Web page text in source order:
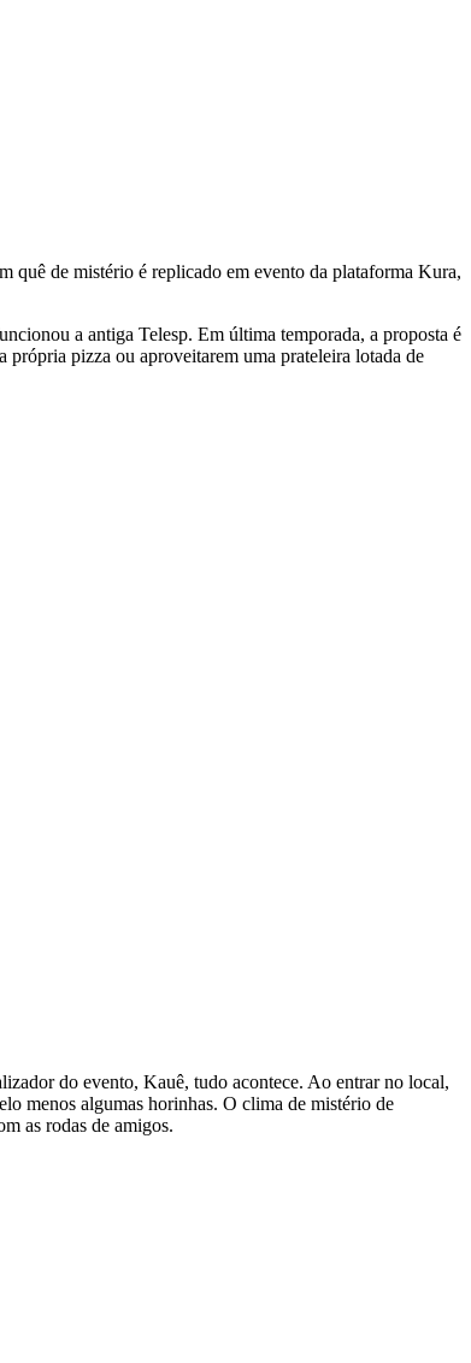
quê de mistério é replicado em evento da plataforma Kura,
a antiga Telesp. Em última temporada, a proposta é
própria pizza ou aproveitarem uma prateleira lotada de
do evento, Kauê, tudo acontece. Ao entrar no local,
menos algumas horinhas. O clima de mistério de
as rodas de amigos.